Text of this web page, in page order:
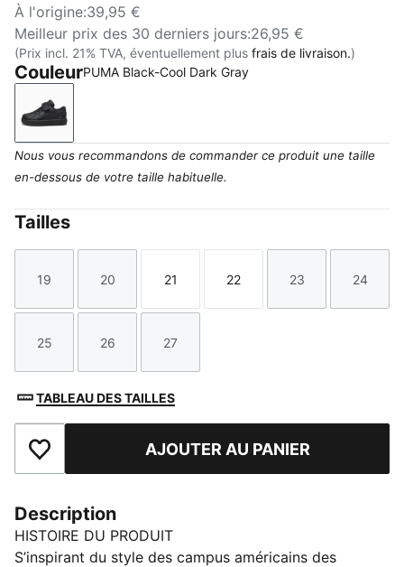
À l'origine:39,95 €
Meilleur prix des 30 derniers jours:26,95 €
(Prix incl. 21% TVA, éventuellement plus frais de livraison.)
CouleurPUMA Black-Cool Dark Gray
PUMA Black-Cool Dark Gray
Nous vous recommandons de commander ce produit une taille
en-dessous de votre taille habituelle.
Tailles
Taille
19
Taille
20
Taille
21
Taille
22
Taille
23
Taille
24
Taille
25
Taille
26
Taille
27
TABLEAU DES TAILLES
Ajouter aux favorisAJOUTER AU PANIER
Description
HISTOIRE DU PRODUIT
S’inspirant du style des campus américains des